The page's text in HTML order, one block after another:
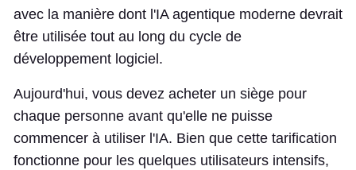
avec la manière dont l'IA agentique moderne devrait
être utilisée tout au long du cycle de
développement logiciel.
Aujourd'hui, vous devez acheter un siège pour
chaque personne avant qu'elle ne puisse
commencer à utiliser l'IA. Bien que cette tarification
fonctionne pour les quelques utilisateurs intensifs,